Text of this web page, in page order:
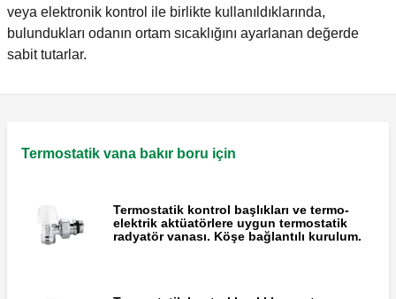
veya elektronik kontrol ile birlikte kullanıldıklarında,
bulundukları odanın ortam sıcaklığını ayarlanan değerde
sabit tutarlar.
Termostatik vana bakır boru için
Termostatik kontrol başlıkları ve termo-
elektrik aktüatörlere uygun termostatik
radyatör vanası. Köşe bağlantılı kurulum.